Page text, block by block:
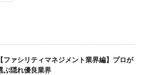
【ファシリティマネジメント業界編】プロが
ぶ隠れ優良業界